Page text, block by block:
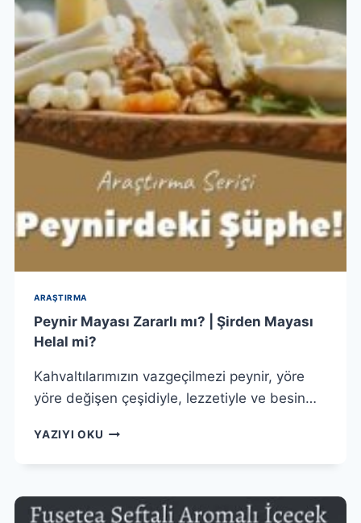
ARAŞTIRMA
Peynir Mayası Zararlı mı? | Şirden Mayası
Helal mi?
Kahvaltılarımızın vazgeçilmezi peynir, yöre
yöre değişen çeşidiyle, lezzetiyle ve besin…
YAZIYI OKU PEYNIR
ZARARLI
|
ŞIRDEN